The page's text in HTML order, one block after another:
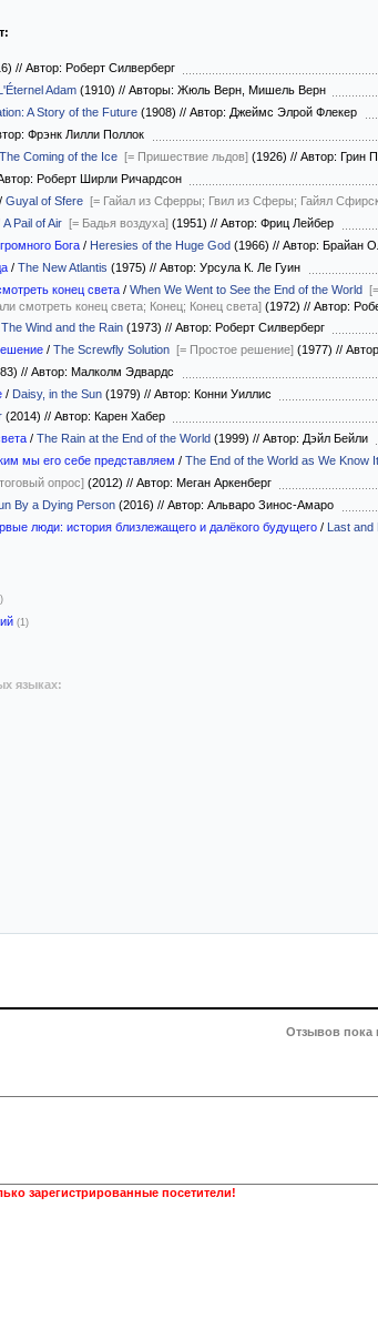
// Автор: Роберт Силверберг
Adam (1910) // Авторы: Жюль Верн, Мишель Верн
A Story of the Future (1908) // Автор: Джеймс Элрой Флекер
Фрэнк Лилли Поллок
The Coming of the Ice [= Пришествие льдов] (1926) // Автор: Грин
Роберт Ширли Ричардсон
/ Guyal of Sfere [= Гайал из Сферры; Гвил из Сферы; Гайял
A Pail of Air [= Бадья воздуха] (1951) // Автор: Фриц Лейбер
Бога / Heresies of the Huge God (1966) // Автор: Брайан
/ The New Atlantis (1975) // Автор: Урсула К. Ле Гуин
конец света / When We Went to See the End of the World
смотреть конец света; Конец; Конец света] (1972) // Автор:
The Wind and the Rain (1973) // Автор: Роберт Силверберг
/ The Screwfly Solution [= Простое решение] (1977) //
// Автор: Малколм Эдвардс
/ Daisy, in the Sun (1979) // Автор: Конни Уиллис
(2014) // Автор: Карен Хабер
/ The Rain at the End of the World (1999) // Автор: Дэйл Бейли
мы его себе представляем / The End of the World as We Know It
опрос] (2012) // Автор: Меган Аркенберг
By a Dying Person (2016) // Автор: Альваро Зинос-Амаро
люди: история близлежащего и далёкого будущего / Last and
(1)
языках:
Отзывов пока
зарегистрированные посетители!